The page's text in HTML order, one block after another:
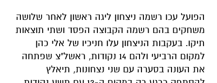
הפועל עכו רשמה ניצחון ליגה ראשון לאחר שלושה
משחקים בהם רשמה הקבוצה הפסד ושתי תוצאות
תיקו. בעקבות הניצחון עלו חניכיו של אלי כהן
למקום הרביעי ולהם 14 נקודות, ראשל"צ שפתחה
את העונה בסערה עם שני נצחונות, תיאלץ